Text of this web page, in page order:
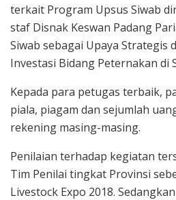
terkait Program Upsus Siwab
staf Disnak Keswan Padang
Siwab sebagai Upaya Strategis
Investasi Bidang Peternakan di
Kepada para petugas terbaik,
piala, piagam dan sejumlah
rekening masing-masing.
Penilaian terhadap kegiatan
Tim Penilai tingkat Provinsi
Livestock Expo 2018.